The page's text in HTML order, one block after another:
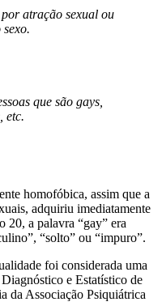
atração sexual ou
que são gays,
etc.
homofóbica, assim que a
adquiriu imediatamente
20, a palavra “gay” era
“solto” ou “impuro”.
foi considerada uma
e Estatístico de
da Associação Psiquiátrica